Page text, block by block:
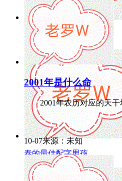
带萱的女孩名字及寓意
泰的最佳配字男孩
2001年是什么命
2001年农历对应的天干地
10-07来源：未知